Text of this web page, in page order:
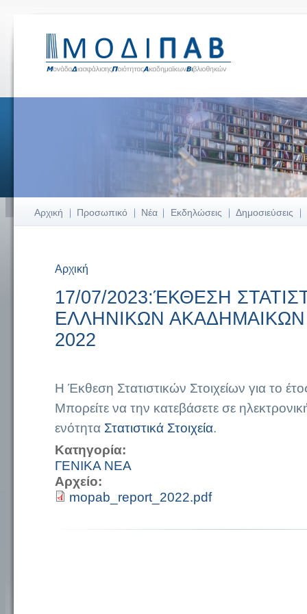
Αρχική Προσωπικό Νέα Εκδηλώσεις Δημοσιεύσεις
Είστε εδώ
Αρχική
17/07/2023:ΈΚΘΕΣΗ
ΕΛΛΗΝΙΚΩΝ
2022
Η Έκθεση Στατιστικών Στοιχείων για το
Μπορείτε να την κατεβάσετε σε
ενότητα Στατιστικά Στοιχεία.
Κατηγορία:
ΓΕΝΙΚΑ ΝΕΑ
Αρχείο:
mopab_report_2022.pdf